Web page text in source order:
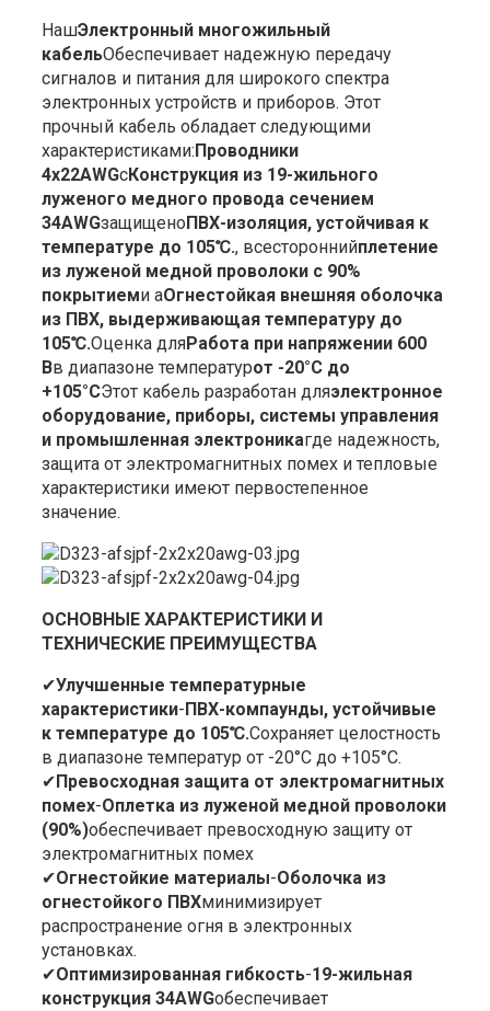
НашЭлектронный многожильный
кабельОбеспечивает надежную передачу
сигналов и питания для широкого спектра
электронных устройств и приборов. Этот
прочный кабель обладает следующими
характеристиками:Проводники
4x22AWGсКонструкция из 19-жильного
луженого медного провода сечением
34AWGзащищеноПВХ-изоляция, устойчивая к
температуре до 105℃., всестороннийплетение
из луженой медной проволоки с 90%
покрытиеми аОгнестойкая внешняя оболочка
из ПВХ, выдерживающая температуру до
105℃.Оценка дляРабота при напряжении 600
Вв диапазоне температурот -20°C до
+105°CЭтот кабель разработан дляэлектронное
оборудование, приборы, системы управления
и промышленная электроникагде надежность,
защита от электромагнитных помех и тепловые
характеристики имеют первостепенное
значение.
ОСНОВНЫЕ ХАРАКТЕРИСТИКИ И
ТЕХНИЧЕСКИЕ ПРЕИМУЩЕСТВА
✔Улучшенные температурные
характеристики-ПВХ-компаунды, устойчивые
к температуре до 105℃.Сохраняет целостность
в диапазоне температур от -20°C до +105°C.
✔Превосходная защита от электромагнитных
помех-Оплетка из луженой медной проволоки
(90%)обеспечивает превосходную защиту от
электромагнитных помех
✔Огнестойкие материалы-Оболочка из
огнестойкого ПВХминимизирует
распространение огня в электронных
установках.
✔Оптимизированная гибкость-19-жильная
конструкция 34AWGобеспечивает